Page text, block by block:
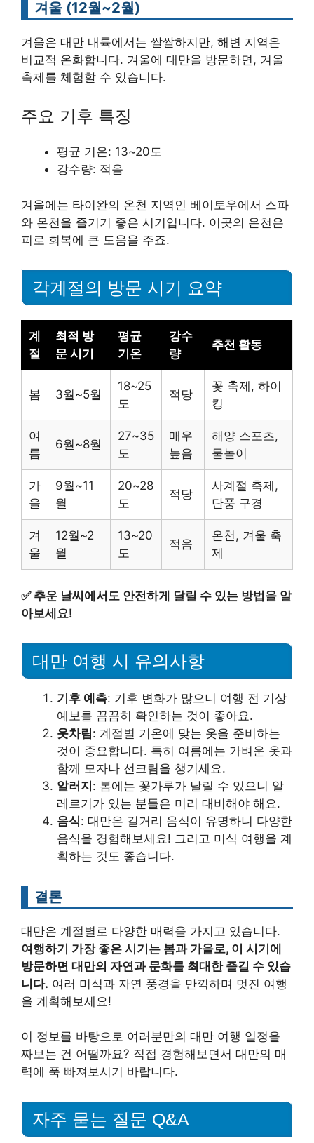
겨울 (12월~2월)
겨울은 대만 내륙에서는 쌀쌀하지만, 해변 지역은
비교적 온화합니다. 겨울에 대만을 방문하면, 겨울
축제를 체험할 수 있습니다.
주요 기후 특징
평균 기온: 13~20도
강수량: 적음
겨울에는 타이완의 온천 지역인 베이토우에서 스파
와 온천을 즐기기 좋은 시기입니다. 이곳의 온천은
피로 회복에 큰 도움을 주죠.
각계절의 방문 시기 요약
계
절
최적 방
문 시기
평균
기온
강수
량
추천 활동
봄 3월~5월
18~25
도
적당
꽃 축제, 하이
킹
여
름
6월~8월
27~35
도
매우
높음
해양 스포츠,
물놀이
가
을
9월~11
월
20~28
도
적당
사계절 축제,
단풍 구경
겨
울
12월~2
월
13~20
도
적음
온천, 겨울 축
제
✅ 추운 날씨에서도 안전하게 달릴 수 있는 방법을 알
아보세요!
대만 여행 시 유의사항
기후 예측: 기후 변화가 많으니 여행 전 기상
예보를 꼼꼼히 확인하는 것이 좋아요.
옷차림: 계절별 기온에 맞는 옷을 준비하는
것이 중요합니다. 특히 여름에는 가벼운 옷과
함께 모자나 선크림을 챙기세요.
알러지: 봄에는 꽃가루가 날릴 수 있으니 알
레르기가 있는 분들은 미리 대비해야 해요.
음식: 대만은 길거리 음식이 유명하니 다양한
음식을 경험해보세요! 그리고 미식 여행을 계
획하는 것도 좋습니다.
결론
대만은 계절별로 다양한 매력을 가지고 있습니다.
여행하기 가장 좋은 시기는 봄과 가을로, 이 시기에
방문하면 대만의 자연과 문화를 최대한 즐길 수 있습
니다. 여러 미식과 자연 풍경을 만끽하며 멋진 여행
을 계획해보세요!
이 정보를 바탕으로 여러분만의 대만 여행 일정을
짜보는 건 어떨까요? 직접 경험해보면서 대만의 매
력에 푹 빠져보시기 바랍니다.
자주 묻는 질문 Q&A